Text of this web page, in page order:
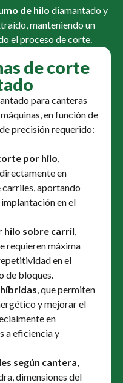
de hilo diamantado y
manteniendo un
el proceso de corte.
de corte
para canteras
en función de
precisión requerido:
por hilo,
en
carriles, aportando
en el
hilo sobre carril,
requieren máxima
en el
de bloques.
, que permiten
y mejorar el
en
a eficiencia y
según cantera,
dimensiones del